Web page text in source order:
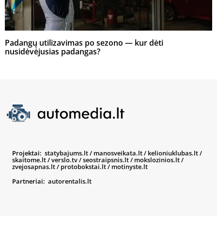
Padangų utilizavimas po sezono — kur dėti
nusidėvėjusias padangas?
Projektai: statybajums.lt/ manosveikata.lt/ kelioniuklubas.lt/
skaitome.lt/verslo.tv/seostraipsnis.lt/ mokslozinios.lt/
zvejosapnas.lt/ protobokstai.lt/ motinyste.lt
Partneriai: autorentalis.lt